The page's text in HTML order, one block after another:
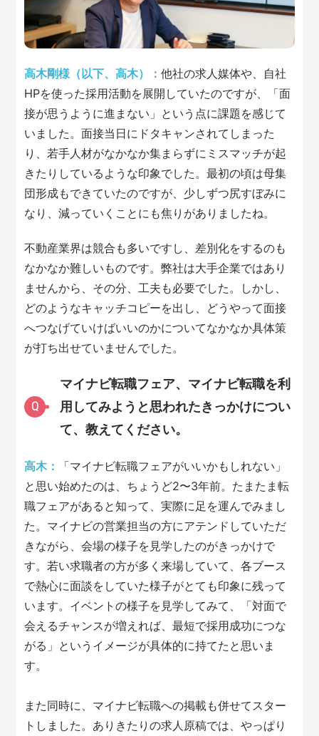
高木剛様（以下、高木）：他社の求人媒体や、自社
HPを使った採用活動を展開していたのですが、「面
接が思うように進まない」という点に課題を感じて
いました。面接当日にドタキャンされてしまった
り、若手人材がなかなか集まらずにミスマッチが起
きたりしているような印象でした。最初の頃は母集
団形成もできていたのですが、少しずつ尻すぼみに
なり、減っていくことにも焦りがありましたね。
不動産業界は競合も多いですし、差別化をするのも
なかなか難しいものです。弊社は大手企業ではあり
ませんから、その分、工夫も必要でした。しかし、
どのようなキャッチコピーを出し、どうやって面接
へつなげていけばいいのかについてなかなか具体策
が打ち出せていませんでした。
Q
マイナビ転職フェア、マイナビ転職を利
用してみようと思われたきっかけについ
て、教えてください。
高木：
「マイナビ転職フェアがいいかもしれない」
と思い始めたのは、ちょうど2〜3年前。たまたま転
職フェアがあると知って、実際に足を運んでみまし
た。マイナビの営業担当の方にアテンドしていただ
きながら、会場の様子を見学したのがきっかけで
す。若い求職者の方が多く来場していて、各ブース
で熱心に面談をしていた様子がとても印象に残って
います。イベントの様子を見学してみて、「対面で
会えるチャンスが増えれば、最短で採用成功につな
がる」というイメージが具体的に持てたと思いま
す。
また同時に、マイナビ転職への掲載も併せてスター
トしました。ありきたりの求人原稿では、やっぱり